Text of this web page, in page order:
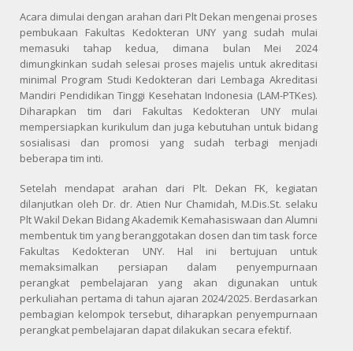
Acara dimulai dengan arahan dari Plt Dekan mengenai proses
pembukaan Fakultas Kedokteran UNY yang sudah mulai
memasuki tahap kedua, dimana bulan Mei 2024
dimungkinkan sudah selesai proses majelis untuk akreditasi
minimal Program Studi Kedokteran dari Lembaga Akreditasi
Mandiri Pendidikan Tinggi Kesehatan Indonesia (LAM-PTKes).
Diharapkan tim dari Fakultas Kedokteran UNY mulai
mempersiapkan kurikulum dan juga kebutuhan untuk bidang
sosialisasi dan promosi yang sudah terbagi menjadi
beberapa tim inti.
Setelah mendapat arahan dari Plt. Dekan FK, kegiatan
dilanjutkan oleh Dr. dr. Atien Nur Chamidah, M.Dis.St. selaku
Plt Wakil Dekan Bidang Akademik Kemahasiswaan dan Alumni
membentuk tim yang beranggotakan dosen dan tim task force
Fakultas Kedokteran UNY. Hal ini bertujuan untuk
memaksimalkan persiapan dalam penyempurnaan
perangkat pembelajaran yang akan digunakan untuk
perkuliahan pertama di tahun ajaran 2024/2025. Berdasarkan
pembagian kelompok tersebut, diharapkan penyempurnaan
perangkat pembelajaran dapat dilakukan secara efektif.